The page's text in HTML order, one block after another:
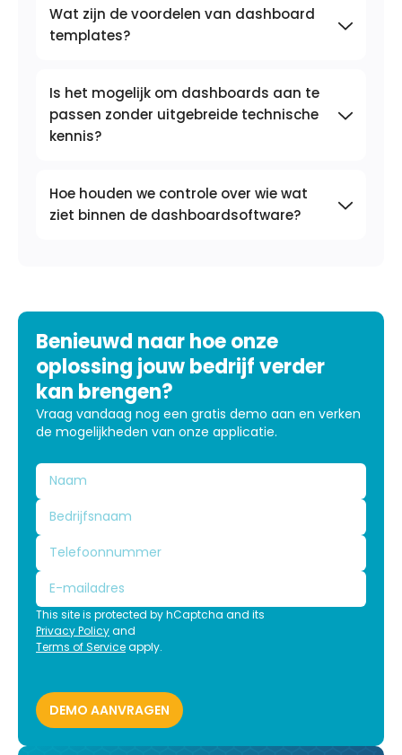
Wat zijn de voordelen van dashboard
templates?
Is het mogelijk om dashboards aan te
passen zonder uitgebreide technische
kennis?
Hoe houden we controle over wie wat
ziet binnen de dashboardsoftware?
Benieuwd naar hoe onze
oplossing jouw bedrijf verder
kan brengen?
Vraag vandaag nog een gratis demo aan en verken
de mogelijkheden van onze applicatie.
This site is protected by hCaptcha and its
Privacy Policyand
Terms of Serviceapply.